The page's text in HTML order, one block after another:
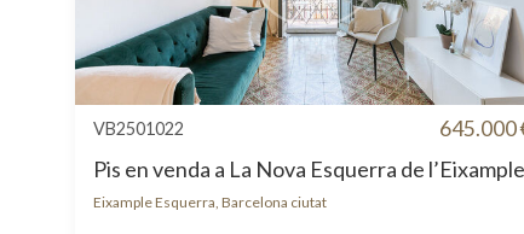
VB2501022 645.000
Pis en venda a La Nova Esquerra de l’Eixample
Eixample Esquerra, Barcelona ciutat